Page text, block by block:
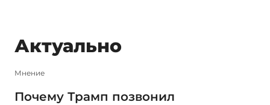
Актуально
Мнение
Почему Трамп позвонил